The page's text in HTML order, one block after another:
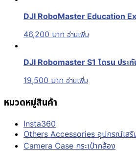
DJI RoboMaster Education
46,200 บาท อ่านเพิ่ม
DJI Robomaster S1 โดรน ประ
19,500 บาท อ่านเพิ่ม
หมวดหมู่สินค้า
Insta360
Others Accessories อุปกรณ์เส
Camera Case กระเป๋ากล้อง